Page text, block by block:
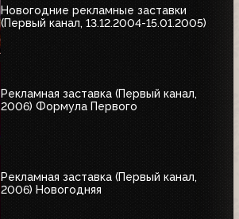
Новогодние рекламные заставки
(Первый канал, 13.12.2004-15.01.2005)
Рекламная заставка (Первый канал,
2006) Формула Первого
Рекламная заставка (Первый канал,
2006) Новогодняя